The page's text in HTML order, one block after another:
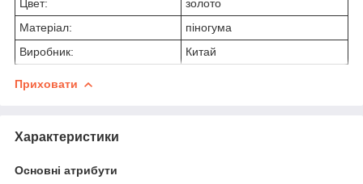
Цвет:
золото
Матеріал:
піногума
Виробник:
Китай
Приховати
Характеристики
Основні атрибути